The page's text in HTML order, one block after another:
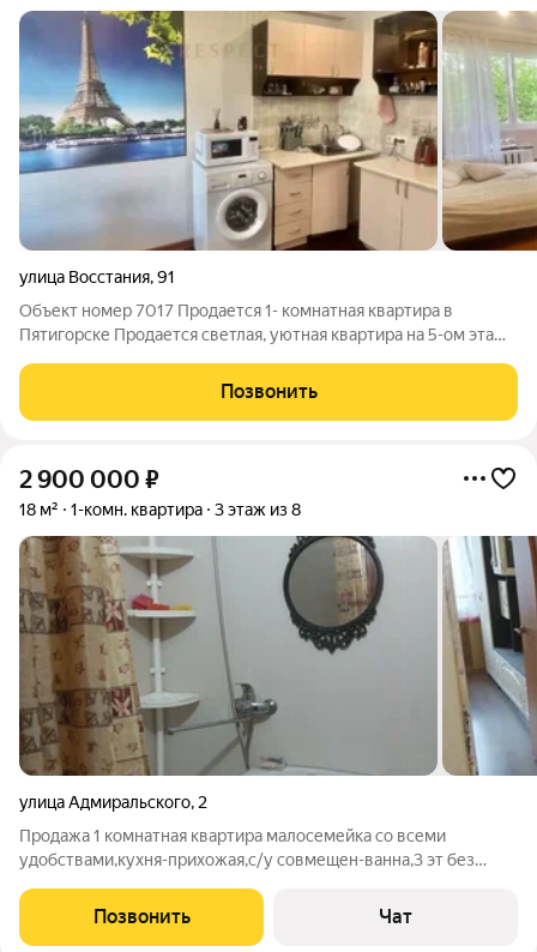
улица Восстания,91
Объект номер 7017 Пpoдaется 1- комнатная квартирa в
Пятигорске Продается светлая, уютная квартира на 5-ом этаже
вся мебель и техника остается, заходи и живи, идеально
подходит под сдачу Дом
Позвонить
2 900 000 ₽
18 м² 1-комн. квартира 3 этаж из 8
улица Адмиральского, 2
Продажа 1 комнатная квартира малосемейка со всеми
удобствами,кухня-прихожая,с/у совмещен-ванна,3 эт без
сплит-система 2900 1 взрослый собственник,быстрый выход
на сделку Срочно!!! Агентство
Позвонить Чат